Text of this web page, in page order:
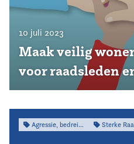
10 juli 2023
Maak veilig
voor raadsleden
Agressie, bedreiging & intimidatie Sterke